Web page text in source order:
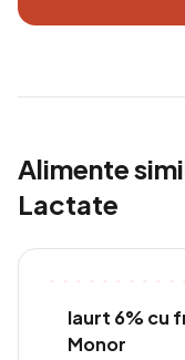
Alimente
Lactate
Iaurt 6% cu
Monor